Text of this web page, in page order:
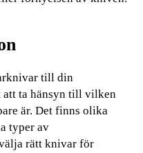
till din
ta hänsyn till vilken
är. Det finns olika
typer av
rätt knivar för